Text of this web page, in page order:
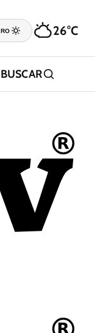
26°C
BUSCAR